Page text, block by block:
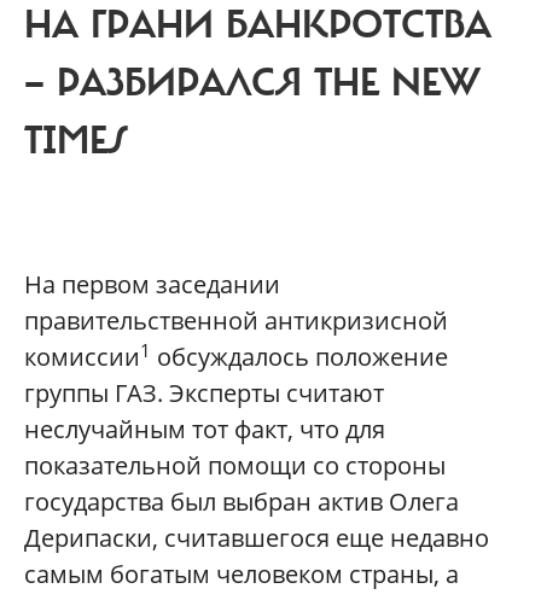
НА ГРАНИ БАНКРОТСТВА
— РАЗБИРАЛСЯ THE NEW
TIMES
На первом заседании
правительственной антикризисной
комиссии1 обсуждалось положение
группы ГАЗ. Эксперты считают
неслучайным тот факт, что для
показательной помощи со стороны
государства был выбран актив Олега
Дерипаски, считавшегося еще недавно
самым богатым человеком страны, а